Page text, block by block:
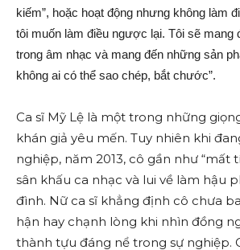
kiếm”, hoặc hoạt động nhưng không làm
tôi muốn làm điều ngược lại. Tôi sẽ mang
trong âm nhạc và mang đến những sản
không ai có thể sao chép, bắt chước”.
Ca sĩ Mỹ Lệ là một trong những
khán giả yêu mến. Tuy nhiên khi
nghiệp, năm 2013, cô gần như “mất
sân khấu ca nhạc và lui về làm hậu
đình. Nữ ca sĩ khẳng định cô chưa
hận hay chạnh lòng khi nhìn đồng
thành tựu đáng nể trong sự nghiệp.